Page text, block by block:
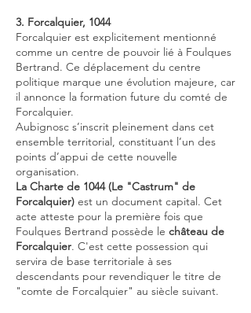
3. Forcalquier, 1044
Forcalquier est explicitement mentionné
comme un centre de pouvoir lié à Foulques
Bertrand. Ce déplacement du centre
politique marque une évolution majeure, car
il annonce la formation future du comté de
Forcalquier.
Aubignosc s’inscrit pleinement dans cet
ensemble territorial, constituant l’un des
points d’appui de cette nouvelle
organisation.
La Charte de 1044 (Le "Castrum" de
Forcalquier) est un document capital. Cet
acte atteste pour la première fois que
Foulques Bertrand possède le château de
Forcalquier. C'est cette possession qui
servira de base territoriale à ses
descendants pour revendiquer le titre de
"comte de Forcalquier" au siècle suivant.